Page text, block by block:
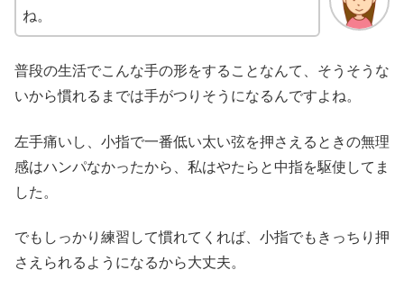
ね。
普段の生活でこんな手の形をすることなんて、そうそうな
いから慣れるまでは手がつりそうになるんですよね。
左手痛いし、小指で一番低い太い弦を押さえるときの無理
感はハンパなかったから、私はやたらと中指を駆使してま
した。
でもしっかり練習して慣れてくれば、小指でもきっちり押
さえられるようになるから大丈夫。